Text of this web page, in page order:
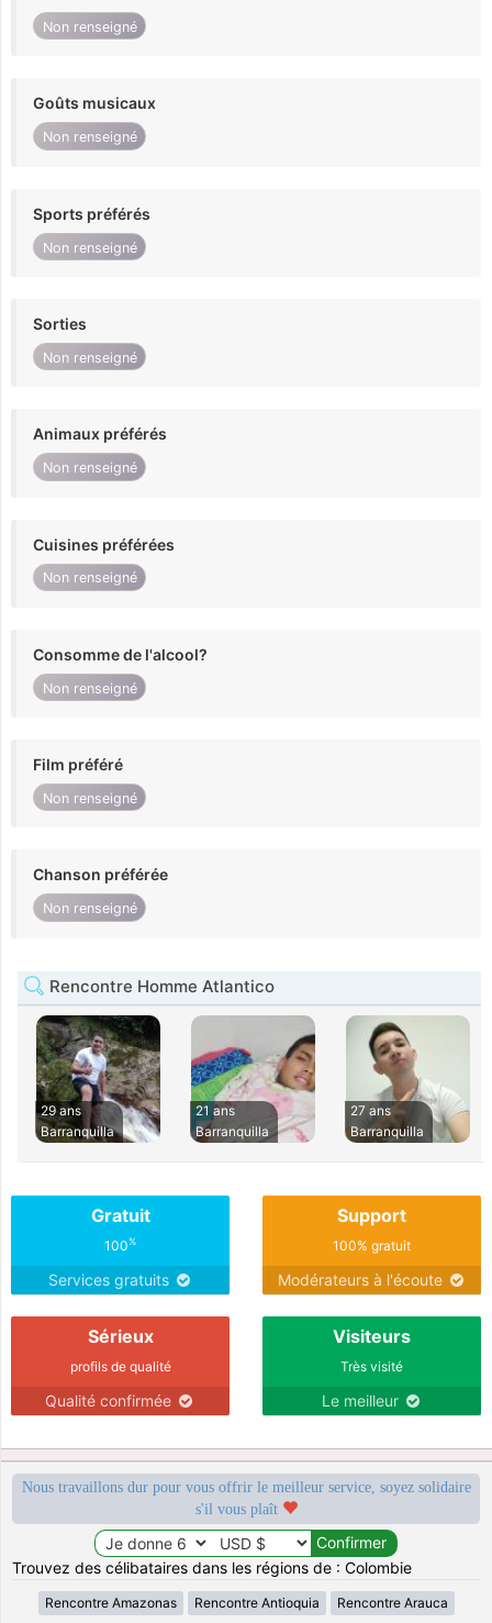
Non renseigné
Goûts musicaux
Non renseigné
Sports préférés
Non renseigné
Sorties
Non renseigné
Animaux préférés
Non renseigné
Cuisines préférées
Non renseigné
Consomme de l'alcool?
Non renseigné
Film préféré
Non renseigné
Chanson préférée
Non renseigné
Rencontre Homme Atlantico
29 ans
Barranquilla
21 ans
Barranquilla
27 ans
Barranquilla
Gratuit
100%
Services gratuits
Support
100% gratuit
Modérateurs à l'écoute
Sérieux
profils de qualité
Qualité confirmée
Visiteurs
Très visité
Le meilleur
Nous travaillons dur pour vous offrir le meilleur service, soyez solidaire
s'il vous plaît
Trouvez des célibataires dans les régions de : Colombie
Rencontre Amazonas Rencontre Antioquia Rencontre Arauca